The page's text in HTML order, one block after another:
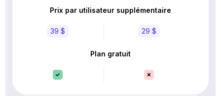
Prix par utilisateur supplémentaire
39 $ 29 $
Plan gratuit